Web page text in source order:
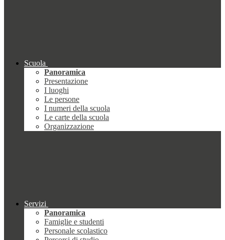
Scuola
Panoramica
Presentazione
I luoghi
Le persone
I numeri della scuola
Le carte della scuola
Organizzazione
Servizi
Panoramica
Famiglie e studenti
Personale scolastico